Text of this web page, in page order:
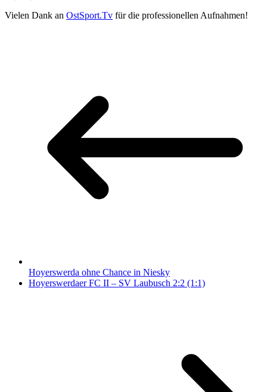
Vielen Dank an OstSport.Tv für die professionellen Aufnahmen!
Hoyerswerda ohne Chance in Niesky
Hoyerswerdaer FC II – SV Laubusch 2:2 (1:1)